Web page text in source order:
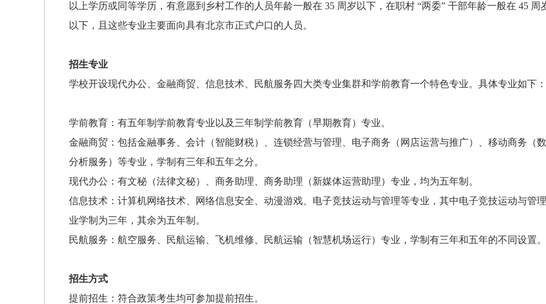
以上学历或同等学历，有意愿到乡村工作的人员年龄一般在 35 周岁以下，在职村 “两委” 干部年龄一般在 45 周
以下，且这些专业主要面向具有北京市正式户口的人员。
招生专业
学校开设现代办公、金融商贸、信息技术、民航服务四大类专业集群和学前教育一个特色专业。具体专业如下：
学前教育：有五年制学前教育专业以及三年制学前教育（早期教育）专业。
金融商贸：包括金融事务、会计（智能财税）、连锁经营与管理、电子商务（网店运营与推广）、移动商务（
分析服务）等专业，学制有三年和五年之分。
现代办公：有文秘（法律文秘）、商务助理、商务助理（新媒体运营助理）专业，均为五年制。
信息技术：计算机网络技术、网络信息安全、动漫游戏、电子竞技运动与管理等专业，其中电子竞技运动与管
业学制为三年，其余为五年制。
民航服务：航空服务、民航运输、飞机维修、民航运输（智慧机场运行）专业，学制有三年和五年的不同设置。
招生方式
提前招生：符合政策考生均可参加提前招生。